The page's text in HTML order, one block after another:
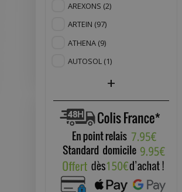
AREXONS (2)
ARTEIN (97)
ATHENA (9)
AUTOSOL (1)
+